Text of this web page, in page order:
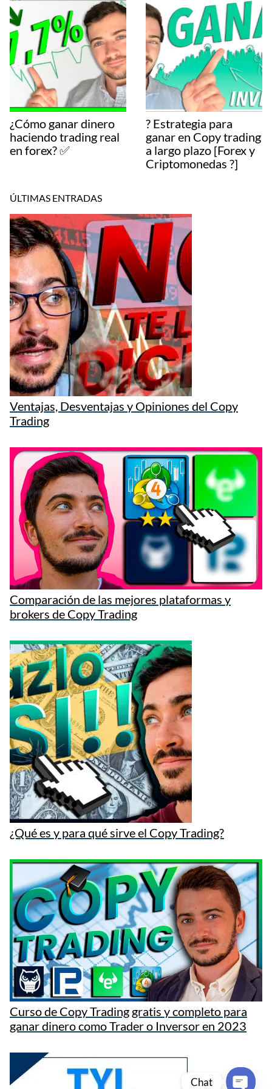
¿Cómo ganar dinero
haciendo trading real
en forex? ✅
? Estrategia para
ganar en Copy trading
a largo plazo [Forex y
Criptomonedas ?]
ÚLTIMAS ENTRADAS
Ventajas, Desventajas y Opiniones del Copy
Trading
Comparación de las mejores plataformas y
brokers de Copy Trading
¿Qué es y para qué sirve el Copy Trading?
Curso de Copy Trading gratis y completo para
ganar dinero como Trader o Inversor en 2023
Chat